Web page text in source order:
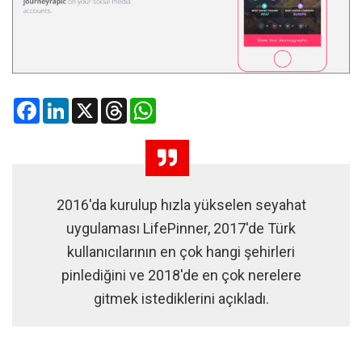
FacebookLinkedIn
X Threads
2016'da kurulup hızla yükselen seyahat
uygulaması LifePinner, 2017'de Türk
kullanıcılarının en çok hangi şehirleri
pinlediğini ve 2018'de en çok nerelere
gitmek istediklerini açıkladı.